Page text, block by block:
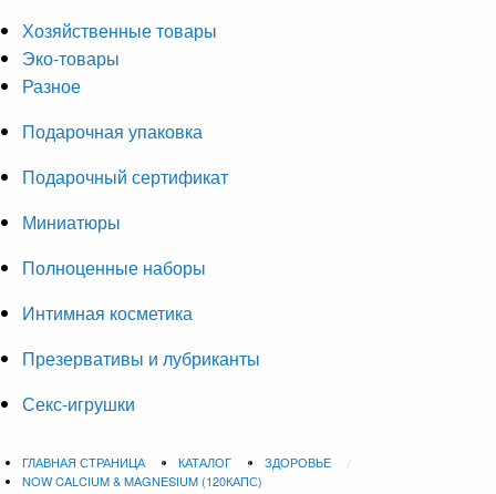
Хозяйственные товары
Эко-товары
Разное
Подарочная упаковка
Подарочный сертификат
Миниатюры
Полноценные наборы
Интимная косметика
Презервативы и лубриканты
Секс-игрушки
ГЛАВНАЯ СТРАНИЦА КАТАЛОГ
ЗДОРОВЬЕ
NOW CALCIUM & MAGNESIUM (120КАПС)